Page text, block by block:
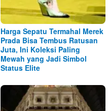
Harga Sepatu Termahal Merek
Prada Bisa Tembus Ratusan
Juta, Ini Koleksi Paling
Mewah yang Jadi Simbol
Status Elite